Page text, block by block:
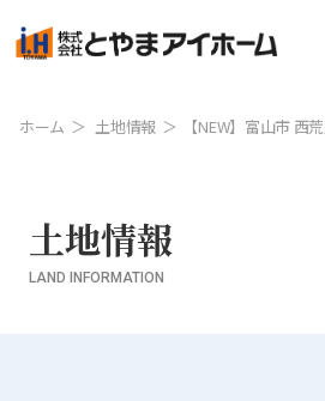
ホーム 土地情報 【NEW】富山市 西
土地情報
LAND INFORMATION